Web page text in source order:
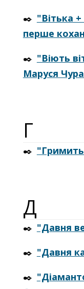
✒️ "Вітька
перше
✒️ "Віють
Маруся
Г
✒️
Д
✒️ "Давня
✒️ "Давня
✒️